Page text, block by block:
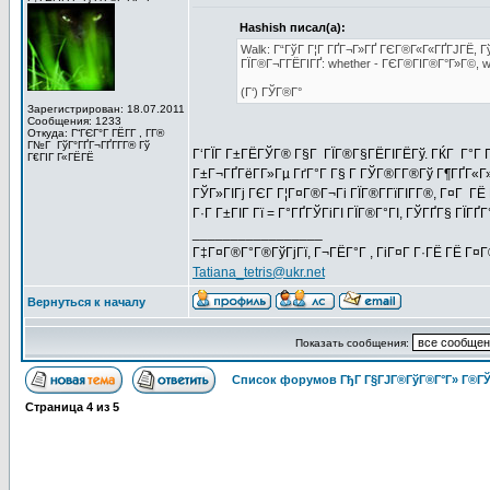
Зарегистрирован: 18.07.2011
Сообщения: 1233
Откуда: Г“ГЄГ°Г ГЁГ­Г , Г­Г®
Г№Г ГўГ°ГҐГ¬ГҐГ­Г­Г® Гў
Г€ГІГ Г«ГЁГЁ
Hashish писал(а):
Walk: Г“ГўГ Г¦Г ГҐГ¬Г»ГҐ ГЄГ®Г«Г«ГҐГЈГЁ,
ГЇГ®Г¬Г­ГЁГІГҐ: whether - ГЄГ®ГІГ®Г°Г»Г©,
(Г‘) ГЎГ®Г°
Г‘ГЇГ Г±ГЁГЎГ® Г§Г ГЇГ®Г§ГЁГІГЁГў. ГЌГ
Г±Г¬ГҐГёГ­Г»Гµ ГґГ°Г Г§ Г ГЎГ®Г­Г®Гў
ГЎГ»ГІГј ГЄГ Г¦Г¤Г®Г¬Гі ГЇГ®Г­ГїГІГ­Г®, Г¤Г
Г·Г Г±ГІГ Гї = Г°ГҐГЎГіГІ ГЇГ®Г°ГІ, ГЎГҐГ§
Г‡Г¤Г®Г°Г®ГўГјГї, Г¬ГЁГ°Г , ГіГ¤Г Г·ГЁ ГЁ
Tatiana_tetris@ukr.net
Вернуться к началу
Показать сообщения:
Список форумов ГђГ Г§ГЈГ®ГўГ®Г°Г»
Страница 4 из 5